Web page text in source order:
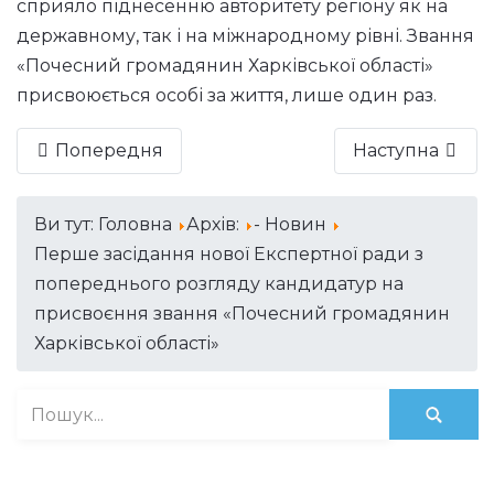
сприяло піднесенню авторитету регіону як на
державному, так і на міжнародному рівні. Звання
«Почесний громадянин Харківської області»
присвоюється особі за життя, лише один раз.
Попередня Наступна
Ви тут: Головна Архів:
- Новин
Перше засідання нової Експертної ради з
попереднього розгляду кандидатур на
присвоєння звання «Почесний громадянин
Харківської області»